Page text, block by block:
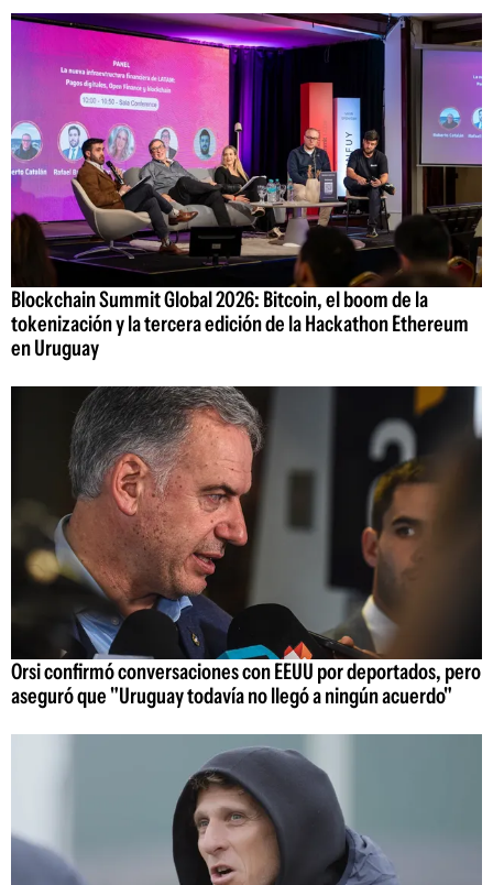
Blockchain Summit Global 2026: Bitcoin, el boom de la
tokenización y la tercera edición de la Hackathon Ethereum
en Uruguay
Orsi confirmó conversaciones con EEUU por deportados, pero
aseguró que "Uruguay todavía no llegó a ningún acuerdo"